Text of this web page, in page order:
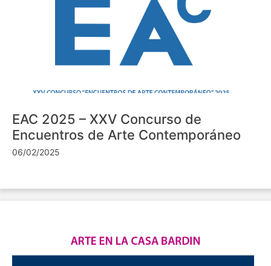
EAC 2025 – XXV Concurso de
Encuentros de Arte Contemporáneo
06/02/2025